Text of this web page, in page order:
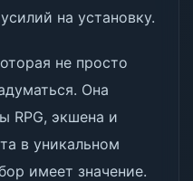
на установку.
не просто
Она
RPG, экшена и
в уникальном
имеет значение.